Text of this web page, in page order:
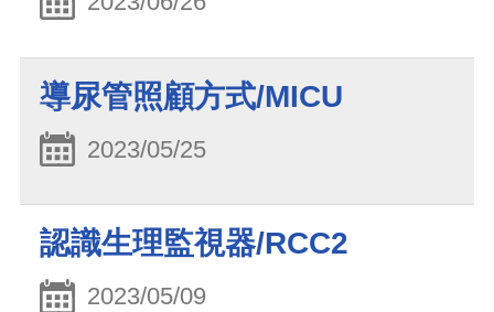
導尿管照顧方式/MICU
2023/05/25
認識生理監視器/RCC2
2023/05/09